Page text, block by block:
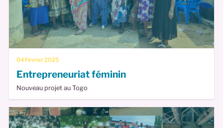
Entrepreneuriat féminin
Nouveau projet au Togo
04 Février 2025